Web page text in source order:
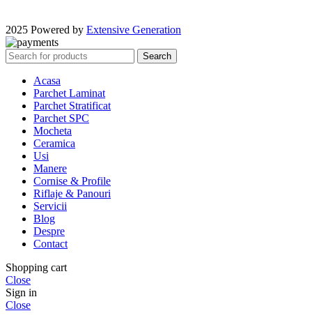
2025 Powered by Extensive Generation
Search
Acasa
Parchet Laminat
Parchet Stratificat
Parchet SPC
Mocheta
Ceramica
Usi
Manere
Cornise & Profile
Riflaje & Panouri
Servicii
Blog
Despre
Contact
Shopping cart
Close
Sign in
Close